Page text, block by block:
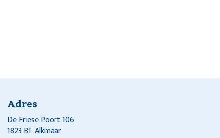
Adres
De Friese Poort 106
1823 BT Alkmaar